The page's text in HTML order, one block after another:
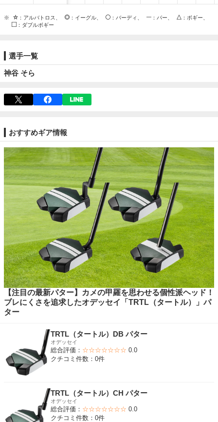
※ ：アルバトロス、 ：イーグル、 ：バーディ、 ：パー、
：ボギー、
：ダブルボギー
選手一覧
神谷 そら
おすすめギア情報
【注目の最新パター】カメの甲羅を思わせる個性派ヘッド！
ブレにくさを追求したオデッセイ「TRTL（タートル）」パ
ター
TRTL（タートル）DB パター
オデッセイ
総合評価： ☆☆☆☆☆☆☆ 0.0
クチコミ件数：0件
TRTL（タートル）CH パター
オデッセイ
総合評価： ☆☆☆☆☆☆☆ 0.0
クチコミ件数：0件